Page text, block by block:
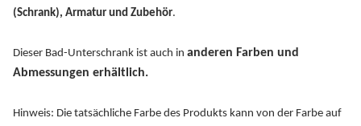
(Schrank), Armatur und Zubehör.
Dieser Bad-Unterschrank ist auch in anderen Farben und
Abmessungen erhältlich.
Hinweis: Die tatsächliche Farbe des Produkts kann von der Farbe auf